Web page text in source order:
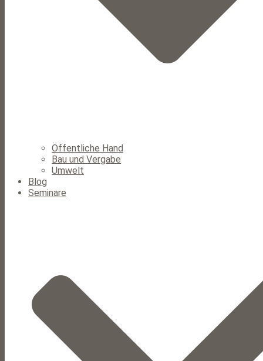
Öffentliche Hand
Bau und Vergabe
Umwelt
Blog
Seminare